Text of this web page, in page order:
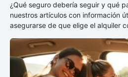
¿Qué seguro debería seguir y qué
nuestros artículos con información
asegurarse de que elige el alquiler